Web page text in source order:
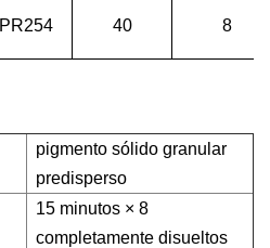
PR254 40 8
pigmento sólido granular
predisperso
15 minutos × 8
completamente disueltos